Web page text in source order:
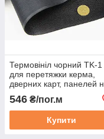
Термовініл чорний TK-1
для перетяжки керма,
дверних карт, панелей
каучуковій основі, шир.
1,4м
546 ₴/пог.м
Купити